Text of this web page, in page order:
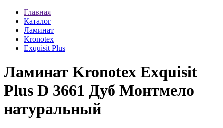
Главная
Каталог
Ламинат
Kronotex
Exquisit Plus
Ламинат Kronotex Exquisit
Plus D 3661 Дуб Монтмело
натуральный